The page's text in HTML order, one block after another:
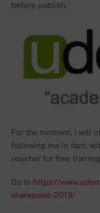
before publish.
For the moment, i will
following me.In fact,
voucher for free
Go to https://
sharepoint-2013/